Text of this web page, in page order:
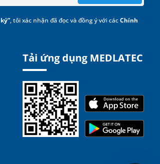
, tôi xác nhận đã đọc và đồng ý với cácChính
Tải ứng dụng MEDLATEC